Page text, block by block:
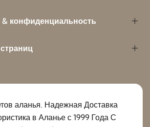
конфиденциальность
аланья. Надежная Доставка
в Аланье с 1999 Года С